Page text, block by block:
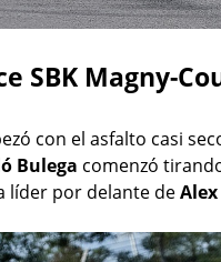
SBK Magny-
con el asfalto casi
Bulega comenzó
líder por delante de